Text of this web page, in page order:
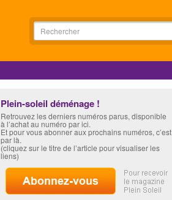
Plein-soleil déménage !
Retrouvez les derniers numéros parus, disponible
à l’achat au numéro par ici.
Et pour vous abonner aux prochains numéros, c’est
par là.
(cliquez sur le titre de l’article pour visualiser les
liens)